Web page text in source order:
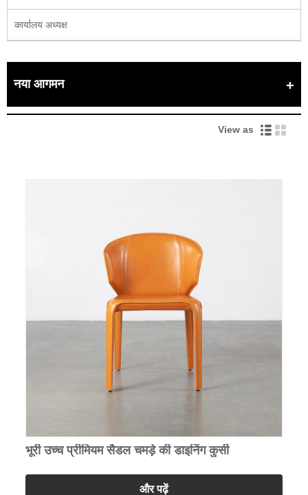
कार्यालय अध्यक्ष
नया आगमन
View as
भूरी उच्च प्रीमियम सैडल चमड़े की डाइनिंग कुर्सी
और पढ़ें